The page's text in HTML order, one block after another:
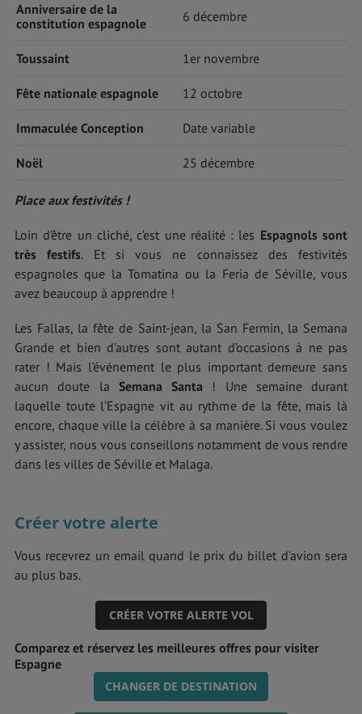
Anniversaire de la
constitution espagnole
6 décembre
Toussaint 1er novembre
Fête nationale espagnole 12 octobre
Immaculée Conception Date variable
Noël 25 décembre
Place aux festivités !
Loin d’être un cliché, c’est une réalité : les Espagnols sont
très festifs. Et si vous ne connaissez des festivités
espagnoles que la Tomatina ou la Feria de Séville, vous
avez beaucoup à apprendre !
Les Fallas, la fête de Saint-jean, la San Fermin, la Semana
Grande et bien d’autres sont autant d’occasions à ne pas
rater ! Mais l’événement le plus important demeure sans
aucun doute la Semana Santa ! Une semaine durant
laquelle toute l’Espagne vit au rythme de la fête, mais là
encore, chaque ville la célèbre à sa manière. Si vous voulez
y assister, nous vous conseillons notamment de vous rendre
dans les villes de Séville et Malaga.
Créer votre alerte
Vous recevrez un email quand le prix du billet d'avion sera
au plus bas.
CRÉER VOTRE ALERTE VOL
Comparez et réservez les meilleures offres pour visiter
Espagne
CHANGER DE DESTINATION